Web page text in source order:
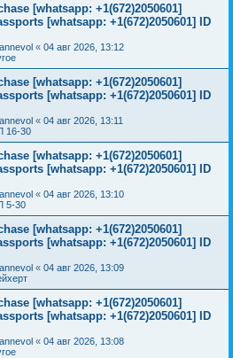
[whatsapp: +1(672)2050601]
[whatsapp: +1(672)2050601] ID
« 04 авг 2026, 13:12
[whatsapp: +1(672)2050601]
[whatsapp: +1(672)2050601] ID
« 04 авг 2026, 13:11
16-30
[whatsapp: +1(672)2050601]
[whatsapp: +1(672)2050601] ID
« 04 авг 2026, 13:10
5-30
[whatsapp: +1(672)2050601]
[whatsapp: +1(672)2050601] ID
« 04 авг 2026, 13:09
[whatsapp: +1(672)2050601]
[whatsapp: +1(672)2050601] ID
« 04 авг 2026, 13:08